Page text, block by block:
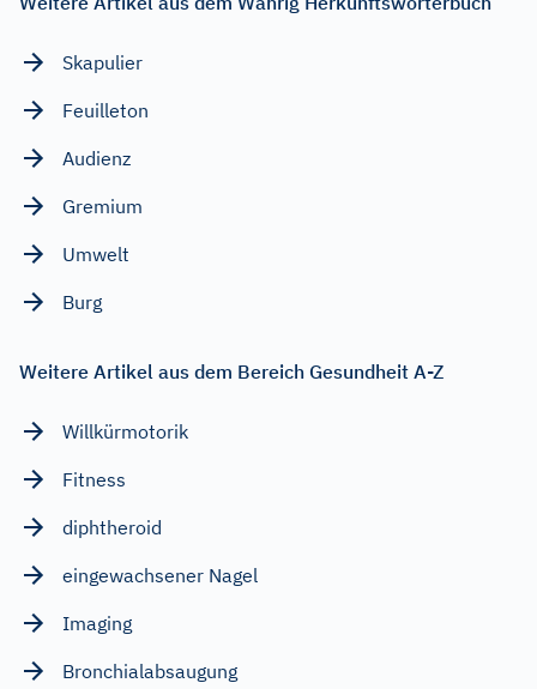
Skapulier
Feuilleton
Audienz
Gremium
Umwelt
Burg
Weitere Artikel aus dem Bereich Gesundheit A-Z
Willkürmotorik
Fitness
diphtheroid
eingewachsener Nagel
Imaging
Bronchialabsaugung